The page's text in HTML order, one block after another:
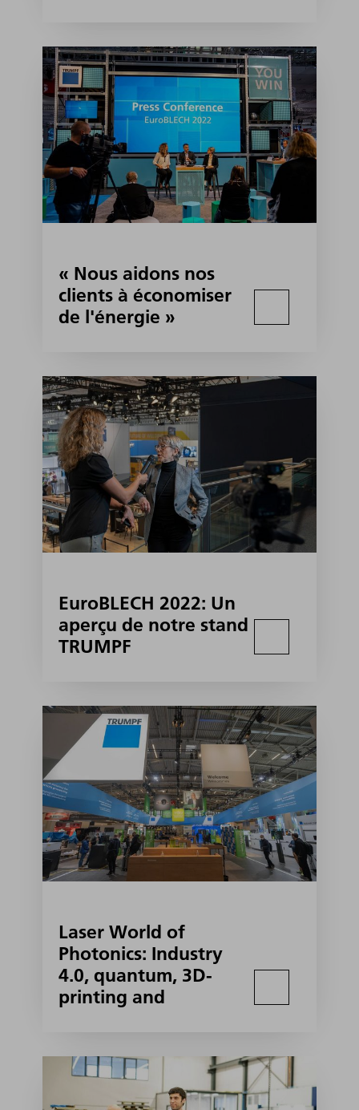
« Nous aidons nos
clients à économiser
de l'énergie »
EuroBLECH 2022: Un
aperçu de notre stand
TRUMPF
Laser World of
Photonics: Industry
4.0, quantum, 3D-
printing and